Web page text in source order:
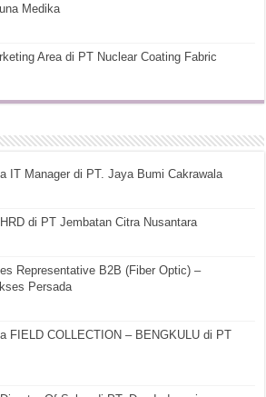
Medika
Area di PT Nuclear Coating Fabric
IT Manager di PT. Jaya Bumi Cakrawala
di PT Jembatan Citra Nusantara
Representative B2B (Fiber Optic) –
Persada
FIELD COLLECTION – BENGKULU di PT